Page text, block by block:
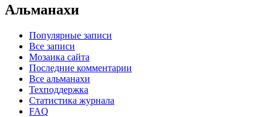
Альманахи
Популярные записи
Все записи
Мозаика сайта
Последние комментарии
Все альманахи
Техподдержка
Статистика журнала
FAQ